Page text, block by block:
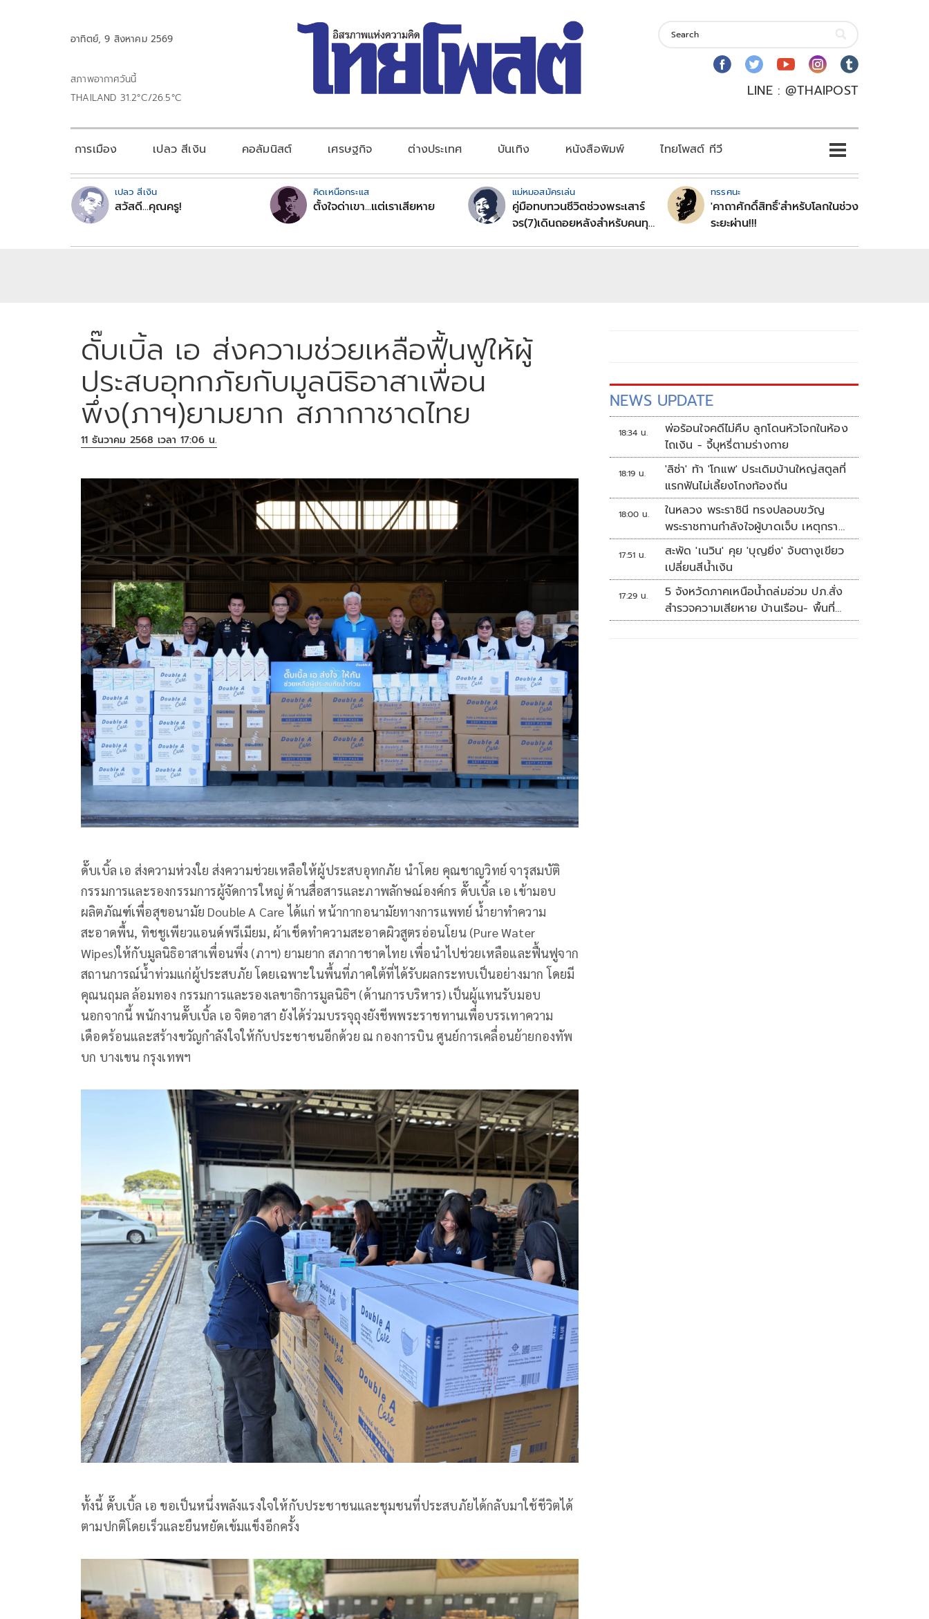
อาทิตย์, 9 สิงหาคม 2569
สภาพอากาศวันนี้
THAILAND 31.2°C/26.5°C
LINE : @THAIPOST
การเมือง เปลว สีเงิน คอลัมนิสต์ เศรษฐกิจ ต่างประเทศ บันเทิง หนังสือพิมพ์ ไทยโพสต์ ทีวี
เปลว สีเงิน
สวัสดี...คุณครู!
คิดเหนือกระแส
ตั้งใจด่าเขา...แต่เราเสียหาย
แม่หมอสมัครเล่น
คู่มือทบทวนชีวิตช่วงพระเสาร์
จร(7)เดินถอยหลังสำหรับคนทุก
ทรรศนะ
'คาถาศักดิ์สิทธิ์'สำหรับโลกในช่วง
ระยะผ่าน!!!
ดั๊บเบิ้ล เอ ส่งความช่วยเหลือฟื้นฟูให้ผู้
ประสบอุทกภัยกับมูลนิธิอาสาเพื่อน
พึ่ง(ภาฯ)ยามยาก สภากาชาดไทย
11 ธันวาคม 2568 เวลา 17:06 น.
ดั๊บเบิ้ล เอ ส่งความห่วงใย ส่งความช่วยเหลือให้ผู้ประสบอุทกภัย นำโดย คุณชาญวิทย์ จารุสมบัติ
กรรมการและรองกรรมการผู้จัดการใหญ่ ด้านสื่อสารและภาพลักษณ์องค์กร ดั๊บเบิ้ล เอ เข้ามอบ
ผลิตภัณฑ์เพื่อสุขอนามัย Double A Care ได้แก่ หน้ากากอนามัยทางการแพทย์ น้ำยาทำความ
สะอาดพื้น, ทิชชูเพียวแอนด์พรีเมียม, ผ้าเช็ดทำความสะอาดผิวสูตรอ่อนโยน (Pure Water
Wipes)ให้กับมูลนิธิอาสาเพื่อนพึ่ง (ภาฯ) ยามยาก สภากาชาดไทย เพื่อนำไปช่วยเหลือและฟื้นฟูจาก
สถานการณ์น้ำท่วมแก่ผู้ประสบภัย โดยเฉพาะในพื้นที่ภาคใต้ที่ได้รับผลกระทบเป็นอย่างมาก โดยมี
คุณนฤมล ล้อมทอง กรรมการและรองเลขาธิการมูลนิธิฯ (ด้านการบริหาร) เป็นผู้แทนรับมอบ
นอกจากนี้ พนักงานดั๊บเบิ้ล เอ จิตอาสา ยังได้ร่วมบรรจุถุงยังชีพพระราชทานเพื่อบรรเทาความ
เดือดร้อนและสร้างขวัญกำลังใจให้กับประชาชนอีกด้วย ณ กองการบิน ศูนย์การเคลื่อนย้ายกองทัพ
บก บางเขน กรุงเทพฯ
ทั้งนี้ ดั๊บเบิ้ล เอ ขอเป็นหนึ่งพลังแรงใจให้กับประชาชนและชุมชนที่ประสบภัยได้กลับมาใช้ชีวิตได้
ตามปกติโดยเร็วและยืนหยัดเข้มแข็งอีกครั้ง
NEWS UPDATE
18:34 น.
พ่อร้อนใจคดีไม่คืบ ลูกโดนหัวโจกในห้อง
ไถเงิน - จี้บุหรี่ตามร่างกาย
18:19 น.
'ลิซ่า' ท้า 'โกแพ' ประเดิมบ้านใหญ่สตูลที่
แรกฟันไม่เลี้ยงโกงท้องถิ่น
18:00 น.
ในหลวง พระราชินี ทรงปลอบขวัญ
พระราชทานกำลังใจผู้บาดเจ็บ เหตุกราด
ยิง รร.เทพศิรินทร์นนทบุรี
17:51 น.
สะพัด 'เนวิน' คุย 'บุญยิ่ง' จับตางูเขียว
เปลี่ยนสีน้ำเงิน
17:29 น.
5 จังหวัดภาคเหนือน้ำถล่มอ่วม ปภ.สั่ง
สำรวจความเสียหาย บ้านเรือน- พื้นที่
เกษตร